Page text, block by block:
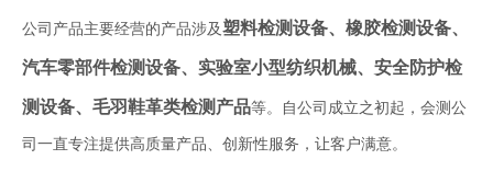
公司产品主要经营的产品涉及塑料检测设备、橡胶检测设备、
汽车零部件检测设备、实验室小型纺织机械、安全防护检
测设备、毛羽鞋革类检测产品等。自公司成立之初起，会测公
司一直专注提供高质量产品、创新性服务，让客户满意。